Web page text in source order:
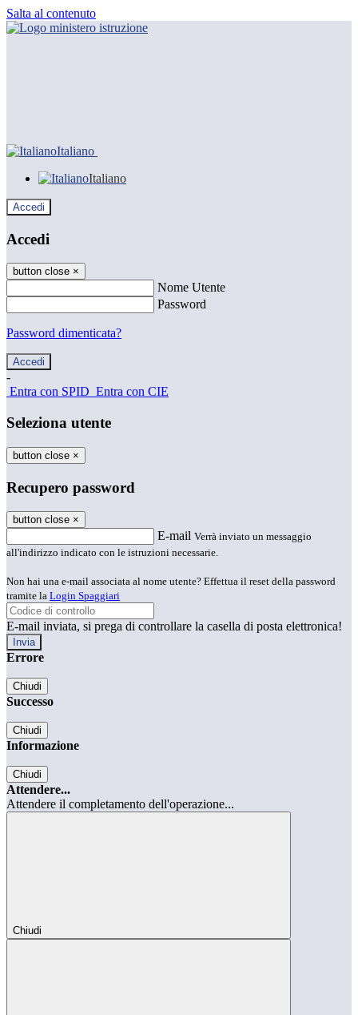
Salta al contenuto
Italiano
Italiano
Accedi
Accedi
button close ×
Nome Utente
Password
Password dimenticata?
-
Entra con SPID Entra con CIE
Seleziona utente
button close ×
Recupero password
button close ×
E-mail Verrà inviato un messaggio
all'indirizzo indicato con le istruzioni necessarie.
Non hai una e-mail associata al nome utente? Effettua il reset della password
tramite la Login Spaggiari
E-mail inviata, si prega di controllare la casella di posta elettronica!
Errore
Chiudi
Successo
Chiudi
Informazione
Chiudi
Attendere...
Attendere il completamento dell'operazione...
Chiudi